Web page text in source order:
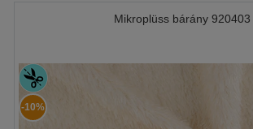
Mikroplüss bárány 920403
-10%